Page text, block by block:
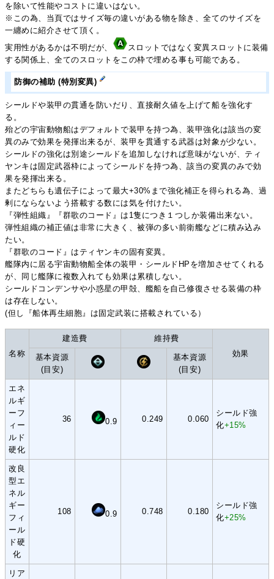
を除いて性能やコストに違いはない。
※この為、当頁ではサイズ毎の違いがある物を除き、全てのサイズを
一纏めに紹介させて頂く。
実用性があるかは不明だが、
スロットではなく変異スロットに装備
する関係上、全てのスロットをこの枠で埋める事も可能である。
防御の補助 (特別変異)
シールドや装甲の貫通を防いだり、直接耐久値を上げて船を強化す
る。
殆どの宇宙動物船はデフォルトで装甲を持つ為、装甲強化は該当の変
異のみで効果を発揮出来るが、装甲を貫通する武器は対象が少ない。
シールドの強化は別途シールドを追加しなければ意味がないが、ティ
ヤンキは固定武器枠によってシールドを持つ為、該当の変異のみで効
果を発揮出来る。
またどちらも遺伝子によって最大+30%まで強化補正を得られる為、過
剰にならないよう搭載する数には気を付けたい。
『弾性組織』『群歌のコード』は1隻につき１つしか装備出来ない。
弾性組織の補正値は非常に大きく、被弾の多い前衛艦などに積み込み
たい。
『群歌のコード』はティヤンキの固有変異。
艦隊内に居る宇宙動物船全体の装甲・シールドHPを増加させてくれる
が、同じ艦隊に複数入れても効果は累積しない。
シールドコンデンサや小惑星の甲殻、艦船を自己修復させる装備の枠
は存在しない。
(但し『船体再生細胞』は固定武装に搭載されている）
名称
建造費
維持費
効果
基本資源
(目安)
基本資源
(目安)
エネ
ルギ
ーフ
ィー
ルド
硬化
36 0.9 0.249 0.060
シールド強
化+15%
改良
型エ
ネル
ギー
フィ
ール
ド硬
化
108 0.9 0.748 0.180
シールド強
化+25%
リア